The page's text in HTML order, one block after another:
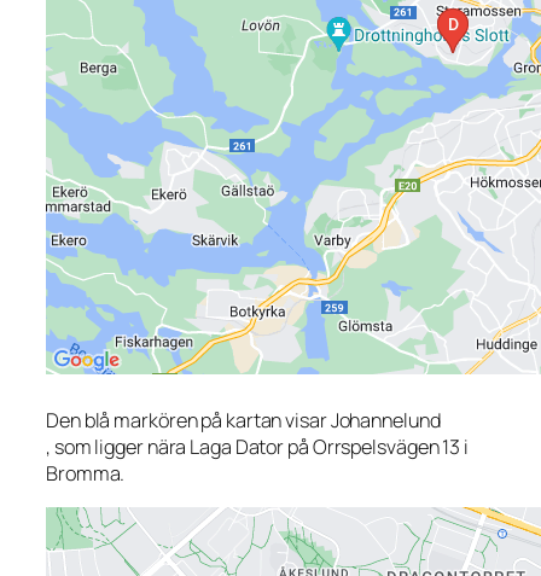
Den blå markören på kartan visar Johannelund
, som ligger nära Laga Dator på Orrspelsvägen 13 i
Bromma.